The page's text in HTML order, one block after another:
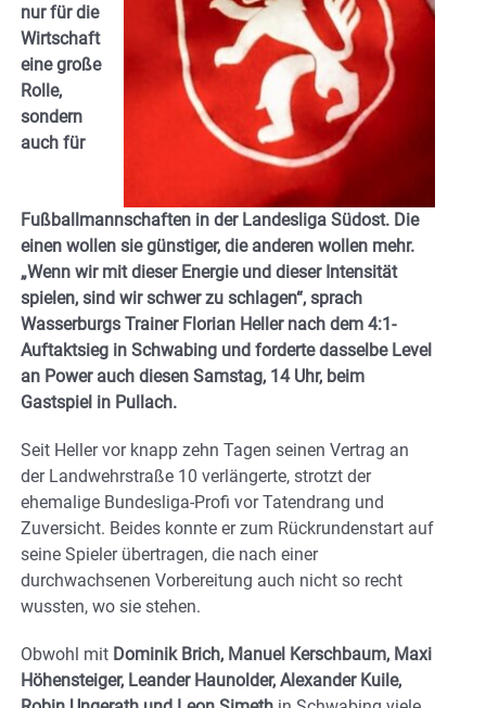
nur für die
Wirtschaft
eine große
Rolle,
sondern
auch für
Fußballmannschaften in der Landesliga Südost. Die
einen wollen sie günstiger, die anderen wollen mehr.
„Wenn wir mit dieser Energie und dieser Intensität
spielen, sind wir schwer zu schlagen“, sprach
Wasserburgs Trainer Florian Heller nach dem 4:1-
Auftaktsieg in Schwabing und forderte dasselbe Level
an Power auch diesen Samstag, 14 Uhr, beim
Gastspiel in Pullach.
Seit Heller vor knapp zehn Tagen seinen Vertrag an
der Landwehrstraße 10 verlängerte, strotzt der
ehemalige Bundesliga-Profi vor Tatendrang und
Zuversicht. Beides konnte er zum Rückrundenstart auf
seine Spieler übertragen, die nach einer
durchwachsenen Vorbereitung auch nicht so recht
wussten, wo sie stehen.
Obwohl mit Dominik Brich, Manuel Kerschbaum, Maxi
Höhensteiger, Leander Haunolder, Alexander Kuile,